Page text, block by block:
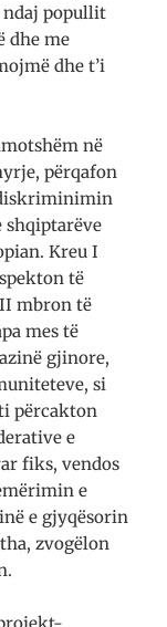
ndaj popullit
dhe me
dhe t’i
në
përqafon
shqiptarëve
Kreu I
të
mbron të
mes të
gjinore,
si
përcakton
e
fiks, vendos
e
e gjyqësorin
zvogëlon